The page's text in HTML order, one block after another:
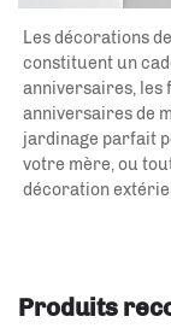
Les décorations
constituent un
anniversaires, les
anniversaires de
jardinage parfait
votre mère, ou
décoration
Produits